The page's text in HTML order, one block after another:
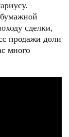
сделки,
продажи доли
много